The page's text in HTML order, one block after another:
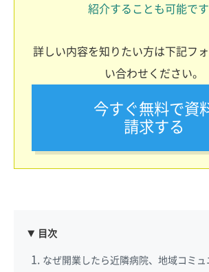
紹介することも可能です
詳しい内容を知りたい方は下記フ
い合わせください。
今すぐ無料で資
請求する
目次
なぜ開業したら近隣病院、地域コミュ